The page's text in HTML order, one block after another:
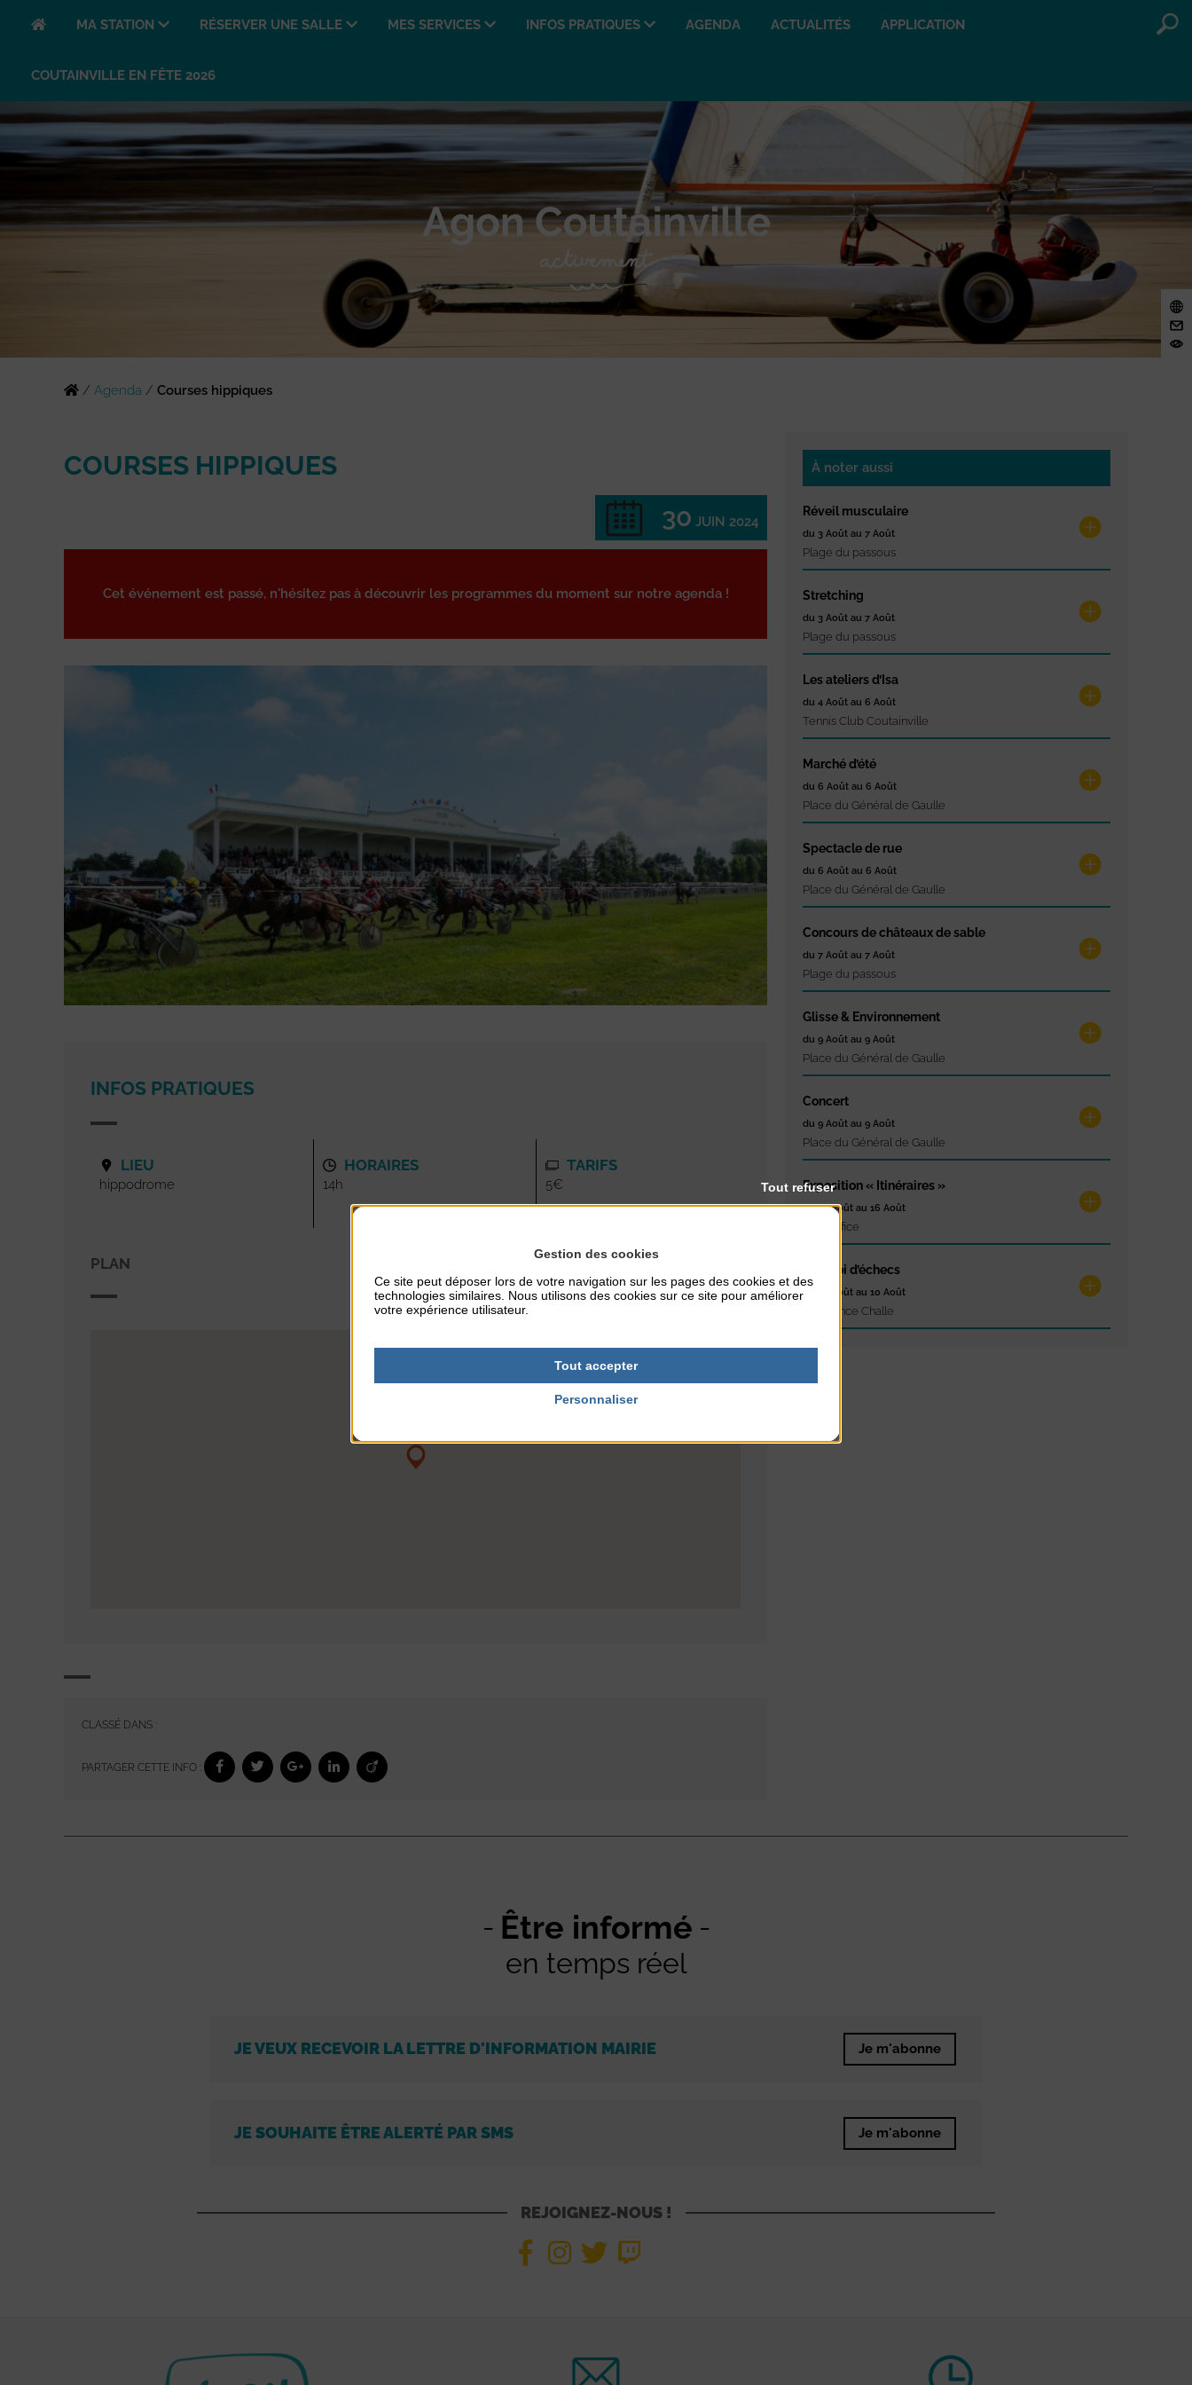
MA STATION RÉSERVER UNE SALLE MES SERVICES INFOS PRATIQUES AGENDA ACTUALITÉS APPLICATION
COUTAINVILLE EN FÊTE 2026
/ Agenda / Courses hippiques
COURSES HIPPIQUES
30 JUIN 2024
Cet événement est passé, n'hésitez pas à découvrir les programmes du moment sur notre agenda !
INFOS PRATIQUES
LIEU
hippodrome
HORAIRES
14h
TARIFS
5€
PLAN
CLASSÉ DANS :
PARTAGER CETTE INFO :
À noter aussi
Réveil musculaire
du 3 Août au 7 Août
Plage du passous
Stretching
du 3 Août au 7 Août
Plage du passous
Les ateliers d’Isa
du 4 Août au 6 Août
Tennis Club Coutainville
Marché d’été
du 6 Août au 6 Août
Place du Général de Gaulle
Spectacle de rue
du 6 Août au 6 Août
Place du Général de Gaulle
Concours de châteaux de sable
du 7 Août au 7 Août
Plage du passous
Glisse & Environnement
du 9 Août au 9 Août
Place du Général de Gaulle
Concert
du 9 Août au 9 Août
Place du Général de Gaulle
Exposition « Itinéraires »
du 10 Août au 16 Août
Petit Office
Tournoi d’échecs
du 10 Août au 10 Août
Résidence Challe
Être informé
en temps réel
JE VEUX RECEVOIR LA LETTRE D'INFORMATION MAIRIE Je m'abonne
JE SOUHAITE ÊTRE ALERTÉ PAR SMS Je m'abonne
REJOIGNEZ-NOUS !
Gestion des cookies
Ce site peut déposer lors de votre navigation sur les pages des cookies et des
technologies similaires. Nous utilisons des cookies sur ce site pour améliorer
votre expérience utilisateur.
Tout accepter
Tout refuser
Personnaliser